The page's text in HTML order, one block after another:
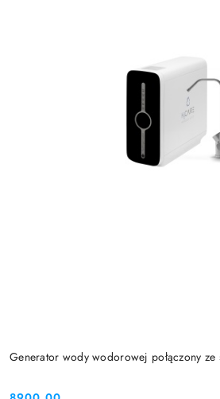
Generator wody wodorowej połączony